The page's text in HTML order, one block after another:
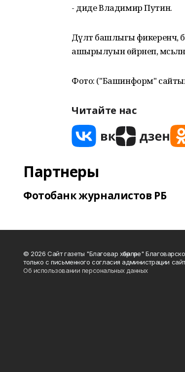
- диде Владимир Путин.
Дәүләт башлыгы фикеренчә,
ашырылуын өйрәнеп,
Фото: ("Башинформ"
Читайте нас
Партнеры
Фотобанк журналистов РБ
© 2026 Сайт газеты "Благовар хәбәрләре"
только с письменного согласия администрации
Об использовании персональных данных